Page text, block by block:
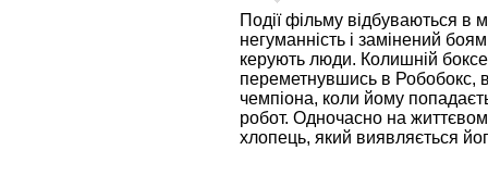
Події фільму відбуваються в
негуманність і замінений
керують люди. Колишній
переметнувшись в Робобокс,
чемпіона, коли йому
робот. Одночасно на
хлопець, який виявляється